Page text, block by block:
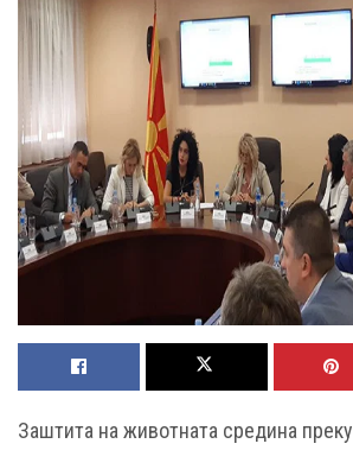
Заштита на животната средина